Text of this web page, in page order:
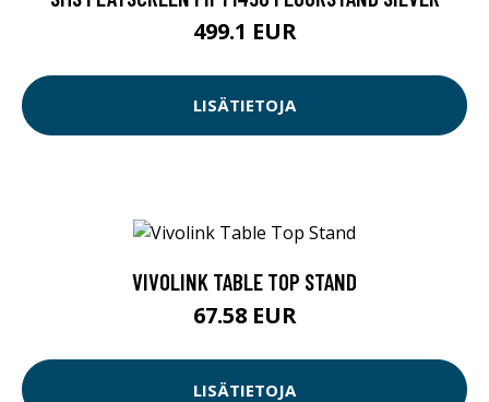
499.1 EUR
LISÄTIETOJA
VIVOLINK TABLE TOP STAND
67.58 EUR
LISÄTIETOJA